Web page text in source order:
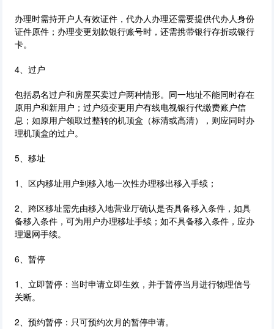
办理时需持开户人有效证件，代办人办理还需要提供代办人身份
证件原件；办理变更划款银行账号时，还需携带银行存折或银行
卡。
4、过户
包括易名过户和房屋买卖过户两种情形。同一地址不能同时存在
原用户和新用户；过户须变更用户有线电视银行代缴费账户信
息；如原用户领取过整转的机顶盒（标清或高清），则应同时办
理机顶盒的过户。
5、移址
1、区内移址用户到移入地一次性办理移出移入手续；
2、跨区移址需先由移入地营业厅确认是否具备移入条件，如具
备移入条件，可为用户办理移址手续；如不具备移入条件，应办
理退网手续。
6、暂停
1、立即暂停：当时申请立即生效，并于暂停当月进行物理信号
关断。
2、预约暂停：只可预约次月的暂停申请。